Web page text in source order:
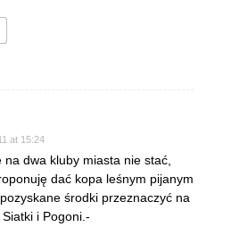
at 15:24
na dwa kluby miasta nie stać,
dać kopa leśnym pijanym
środki przeznaczyć na
Siatki i Pogoni.-